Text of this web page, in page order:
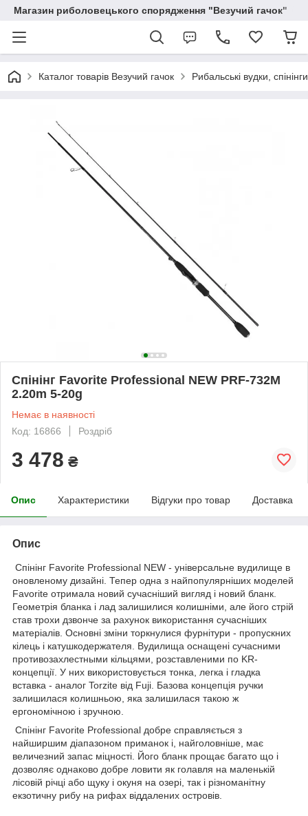
Магазин риболовецького спорядження "Везучий гачок"
Каталог товарів Везучий гачок Рибальські вудки,
Спінінг Favorite Professional NEW PRF-732M
2.20m 5-20g
Немає в наявності
Код: 16866
Роздріб
3 478 ₴
Опис Характеристики Відгуки про товар Доставка
Опис
Спінінг Favorite Professional NEW - універсальне вудилище в
оновленому дизайні. Тепер одна з найпопулярніших моделей
Favorite отримала новий сучасніший вигляд і новий бланк.
Геометрія бланка і лад залишилися колишніми, але його стрій
став трохи дзвонче за рахунок використання сучасніших
матеріалів. Основні зміни торкнулися фурнітури - пропускних
кілець і катушкодержателя. Вудилища оснащені сучасними
противозахлестными кільцями, розставленими по KR-
концепції. У них використовується тонка, легка і гладка
вставка - аналог Torzite від Fuji. Базова концепція ручки
залишилася колишньою, яка залишилася такою ж
ергономічною і зручною.
Спінінг Favorite Professional добре справляється з
найширшим діапазоном приманок і, найголовніше, має
величезний запас міцності. Його бланк прощає багато що і
дозволяє однаково добре ловити як голавля на маленькій
лісовій річці або щуку і окуня на озері, так і різноманітну
екзотичну рибу на рифах віддалених островів.